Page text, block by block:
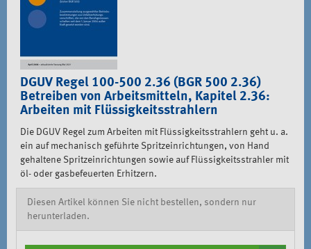
DGUV Regel 100-500 2.36 (BGR 500 2.36)
Betreiben von Arbeitsmitteln, Kapitel 2.36:
Arbeiten mit Flüssigkeitsstrahlern
Die DGUV Regel zum Arbeiten mit Flüssigkeitsstrahlern geht u. a.
ein auf mechanisch geführte Spritzeinrichtungen, von Hand
gehaltene Spritzeinrichtungen sowie auf Flüssigkeitsstrahler mit
öl- oder gasbefeuerten Erhitzern.
Diesen Artikel können Sie nicht bestellen, sondern nur
herunterladen.